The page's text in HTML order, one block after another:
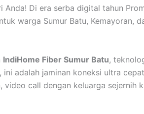
Di era serba digital tahun
warga Sumur Batu, Kemayoran,
IndiHome Fiber Sumur Batu,
adalah jaminan koneksi ultra
call dengan keluarga sejernih